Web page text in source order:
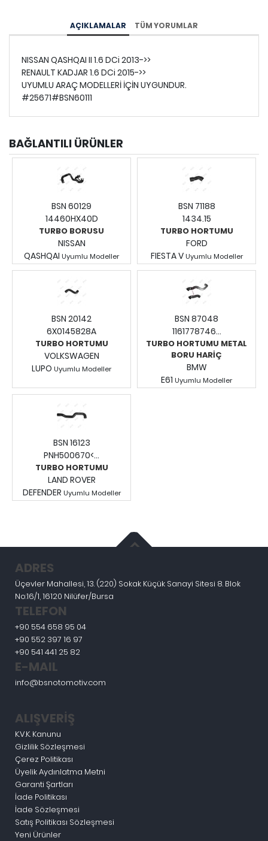
AÇIKLAMALAR TÜM YORUMLAR
NISSAN QASHQAI II 1.6 DCi 2013->>
RENAULT KADJAR 1.6 DCi 2015->>
UYUMLU ARAÇ MODELLERİ İÇİN UYGUNDUR.
#25671#BSN60111
BAĞLANTILI ÜRÜNLER
BSN 60129
14460HX40D
TURBO BORUSU
NISSAN
QASHQAI Uyumlu Modeller
Fiyatları Görmek İçin
Giriş Yapınız.
BSN 71188
1434.15
TURBO HORTUMU
FORD
FIESTA V Uyumlu Modeller
Fiyatları Görmek İçin
Giriş Yapınız.
BSN 20142
6X0145828A
TURBO HORTUMU
VOLKSWAGEN
LUPO Uyumlu Modeller
Giriş Yapınız.
BSN 87048
1161778746...
TURBO HORTUMU METAL
BORU HARİÇ
BMW
E61 Uyumlu Modeller
BSN 16123
PNH500670<...
TURBO HORTUMU
LAND ROVER
DEFENDER Uyumlu Modeller
ADRES
Üçevler Mahallesi, 13. (220) Sokak Küçük Sanayi Sitesi 8. Blok
No:16/1, 16120 Nilüfer/Bursa
TELEFON
+90 554 658 95 04
+90 552 397 16 97
+90 541 441 25 82
E-MAIL
info@bsnotomotiv.com
ALIŞVERİŞ
K.V.K. Kanunu
Gizlilik Sözleşmesi
Çerez Politikası
Üyelik Aydınlatma Metni
Garanti Şartları
İade Politikası
İade Sözleşmesi
Satış Politikası Sözleşmesi
Yeni Ürünler